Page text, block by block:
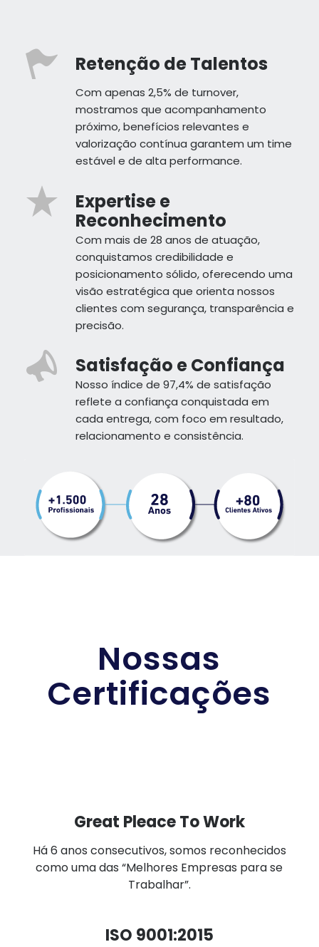
Retenção de Talentos
Com apenas 2,5% de turnover,
mostramos que acompanhamento
próximo, benefícios relevantes e
valorização contínua garantem um time
estável e de alta performance.
Expertise e
Reconhecimento
Com mais de 28 anos de atuação,
conquistamos credibilidade e
posicionamento sólido, oferecendo uma
visão estratégica que orienta nossos
clientes com segurança, transparência e
precisão.
Satisfação e Confiança
Nosso índice de 97,4% de satisfação
reflete a confiança conquistada em
cada entrega, com foco em resultado,
relacionamento e consistência.
Nossas
Certificações
Great Pleace To Work
Há 6 anos consecutivos, somos reconhecidos
como uma das “Melhores Empresas para se
Trabalhar”.
ISO 9001:2015